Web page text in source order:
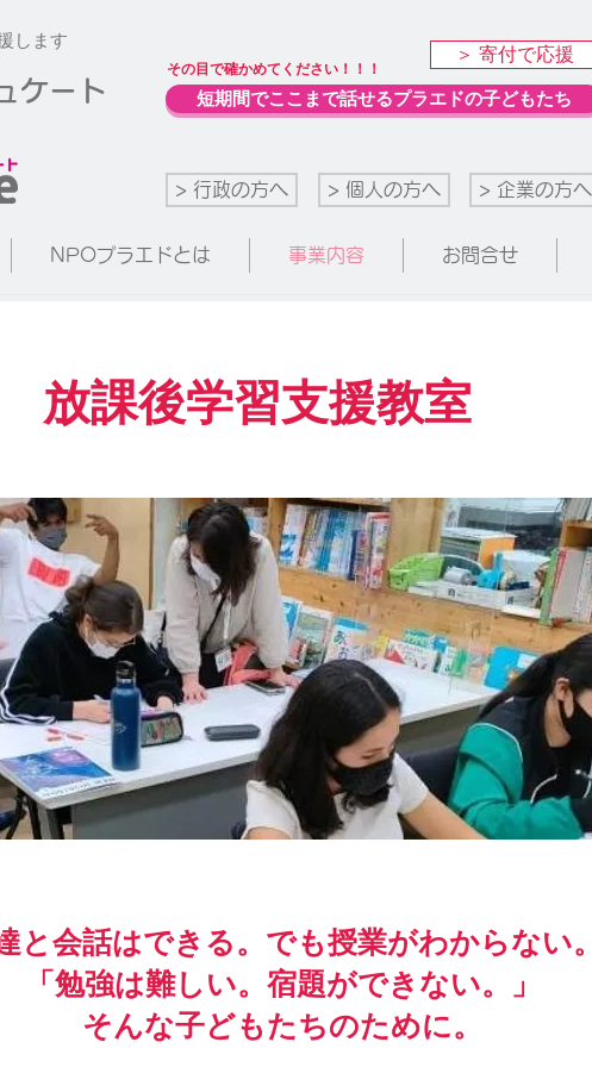
します
ケート
​その目で確かめてください！！！
＞ 寄付で応援
短期間でここまで話せるプラエドの子どもたち
> 行政の方へ > 個人の方へ > 企業の方へ
NPOプラエドとは 事業内容 お問合せ
放課後学習支援教室
と会話はできる。でも授業がわからない。
「勉強は難しい。宿題ができない。」
そんな子どもたちのために。